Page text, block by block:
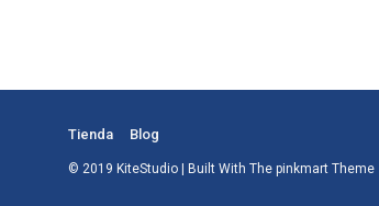
Tienda Blog
© 2019 KiteStudio | Built With The pinkmart Theme